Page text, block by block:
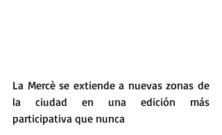
La Mercè se extiende a nuevas zonas de
la ciudad en una edición más
participativa que nunca